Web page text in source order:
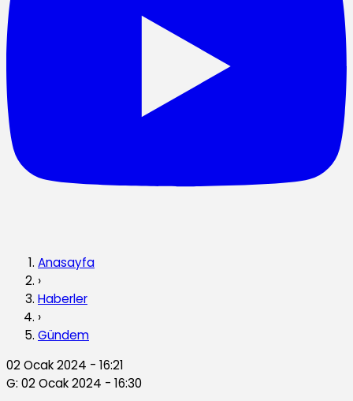
Anasayfa
›
Haberler
›
Gündem
02 Ocak 2024 - 16:21
G: 02 Ocak 2024 - 16:30